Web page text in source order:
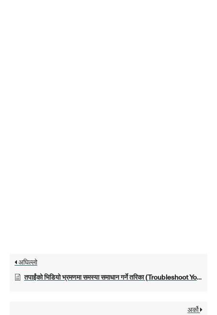
अघिल्लो
तपाईंको भिडियो भ्रमणमा समस्या समाधान गर्ने तरिका (Troubleshoot Your Video Visit)
अर्को